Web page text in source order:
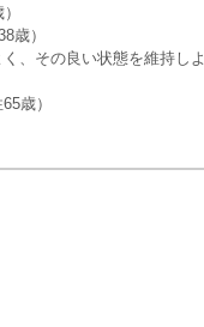
歳）
、その良い状態を維持しよ
歳）